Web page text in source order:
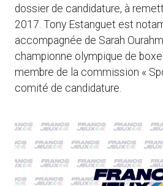
dossier de candidature, à
2017. Tony Estanguet est
accompagnée de Sarah
championne olympique de
membre de la commission «
comité de candidature.